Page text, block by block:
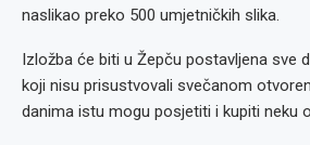
naslikao preko 500 umjetničkih slika.
Izložba će biti u Žepču postavljena sve
koji nisu prisustvovali svečanom
danima istu mogu posjetiti i kupiti neku